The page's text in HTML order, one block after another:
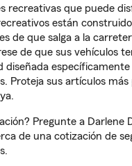
recreativas que puede
están
de que salga a la
de que sus vehículos
diseñada específicamente
Proteja sus artículos más
Pregunte a Darlene
de una cotización de